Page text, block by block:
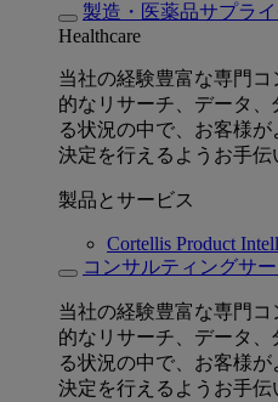
製造・医薬品サプラ
Healthcare
当社の経験豊富な専門
的なリサーチ、データ
る状況の中で、お客様
決定を行えるようお手伝
製品とサービス
Cortellis Product
コンサルティングサ
当社の経験豊富な専門
的なリサーチ、データ
る状況の中で、お客様
決定を行えるようお手伝